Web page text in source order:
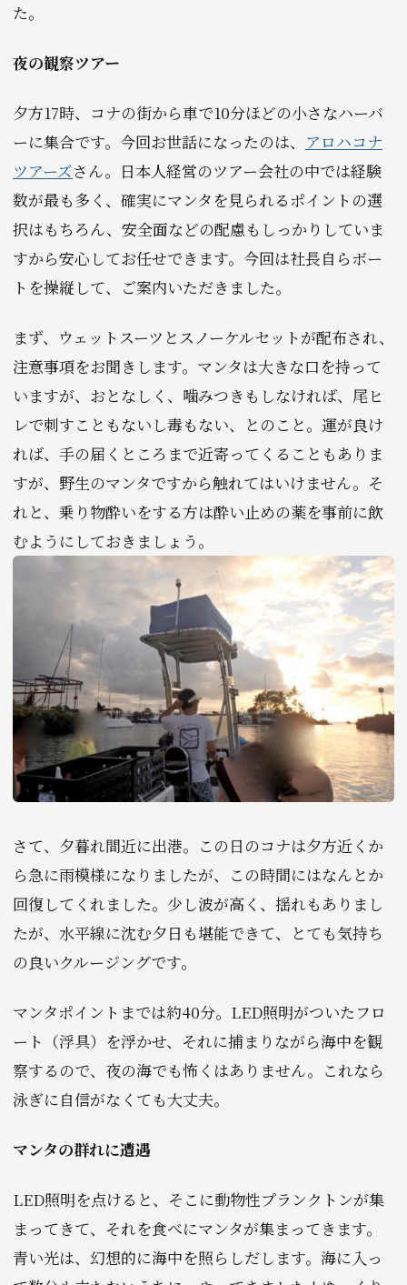
た。
夜の観察ツアー
夕方17時、コナの街から車で10分ほどの小さなハーバ
ーに集合です。今回お世話になったのは、 アロハコナ
ツアーズさん。日本人経営のツアー会社の中では経験
数が最も多く、確実にマンタを見られるポイントの選
択はもちろん、安全面などの配慮もしっかりしていま
すから安心してお任せできます。今回は社長自らボー
トを操縦して、ご案内いただきました。
まず、ウェットスーツとスノーケルセットが配布され、
注意事項をお聞きします。マンタは大きな口を持って
いますが、おとなしく、噛みつきもしなければ、尾ヒ
レで刺すこともないし毒もない、とのこと。運が良け
れば、手の届くところまで近寄ってくることもありま
すが、野生のマンタですから触れてはいけません。そ
れと、乗り物酔いをする方は酔い止めの薬を事前に飲
むようにしておきましょう。
さて、夕暮れ間近に出港。この日のコナは夕方近くか
ら急に雨模様になりましたが、この時間にはなんとか
回復してくれました。少し波が高く、揺れもありまし
たが、水平線に沈む夕日も堪能できて、とても気持ち
の良いクルージングです。
マンタポイントまでは約40分。LED照明がついたフロ
ート（浮具）を浮かせ、それに捕まりながら海中を観
察するので、夜の海でも怖くはありません。これなら
泳ぎに自信がなくても大丈夫。
マンタの群れに遭遇
LED照明を点けると、そこに動物性プランクトンが集
まってきて、それを食べにマンタが集まってきます。
青い光は、幻想的に海中を照らしだします。海に入っ